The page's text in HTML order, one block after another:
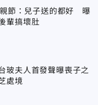
節：兒子送的都好 曝
輩搞壞肚
玻夫人首發聲曝喪子之
處境